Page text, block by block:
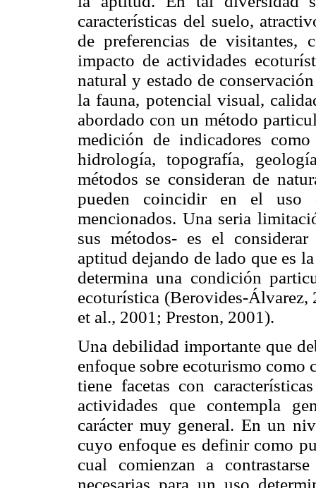
características del suelo,
de preferencias de visitantes,
impacto de actividades
natural y estado de
la fauna, potencial visual,
abordado con un método
medición de indicadores
hidrología, topografía,
métodos se consideran de
pueden coincidir en el
mencionados. Una seria
sus métodos- es el
aptitud dejando de lado que es
determina una condición
ecoturística (Berovides-
et al., 2001; Preston, 2001).
Una debilidad importante que
enfoque sobre ecoturismo como
tiene facetas con
actividades que contempla
carácter muy general. En un
cuyo enfoque es definir como
cual comienzan a
necesarias para un uso